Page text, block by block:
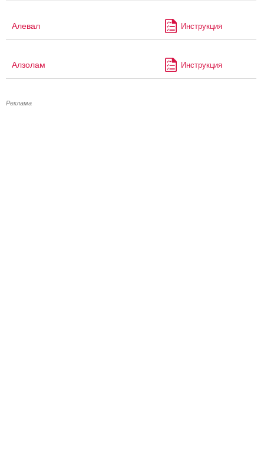
Алевал Инструкция
Алзолам Инструкция
Реклама